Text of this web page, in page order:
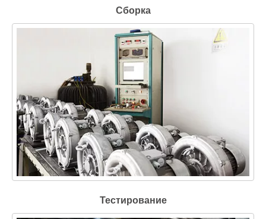
Сборка
Тестирование